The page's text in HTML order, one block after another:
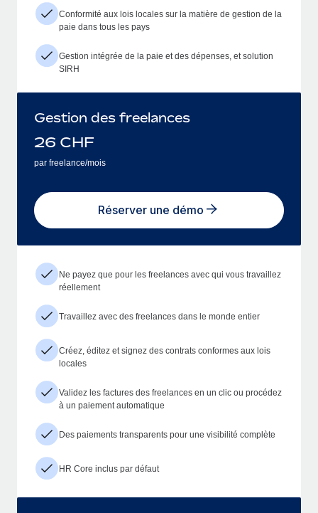
Conformité aux lois locales sur la matière de gestion de la
paie dans tous les pays
Gestion intégrée de la paie et des dépenses, et solution
SIRH
Gestion des freelances
26 CHF
par freelance/mois
Réserver une démo
Ne payez que pour les freelances avec qui vous travaillez
réellement
Travaillez avec des freelances dans le monde entier
Créez, éditez et signez des contrats conformes aux lois
locales
Validez les factures des freelances en un clic ou procédez
à un paiement automatique
Des paiements transparents pour une visibilité complète
HR Core inclus par défaut